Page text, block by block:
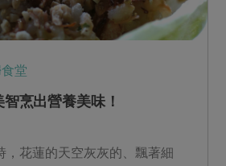
堂
烹出營養美味！
，花蓮的天空灰灰的、飄著細